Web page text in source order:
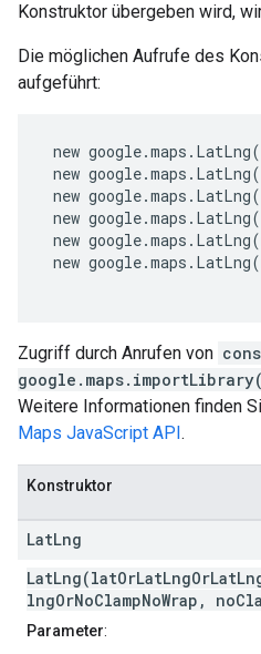
Konstruktor übergeben wird,
Die möglichen Aufrufe des
aufgeführt:
new
new
new
new
new
new
Zugriff durch Anrufen von
Weitere Informationen finden
Maps JavaScript API.
Konstruktor
LatLng
lngOrNoClampNoWrap,
Parameter: